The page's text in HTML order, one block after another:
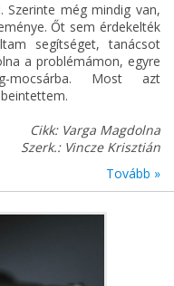
Szerinte még mindig van,
Őt sem érdekelték
segítséget, tanácsot
a problémámon, egyre
mocsárba. Most azt
Cikk: Varga Magdolna
Szerk.: Vincze Krisztián
Tovább »